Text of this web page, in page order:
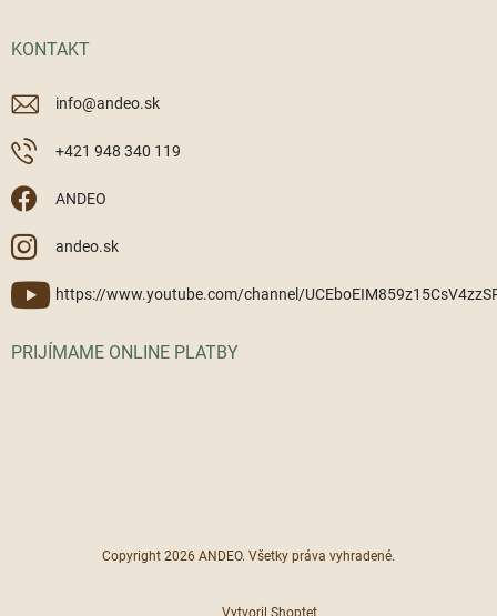
KONTAKT
info@andeo.sk
+421 948 340 119
ANDEO
andeo.sk
https://www.youtube.com/channel/
PRIJÍMAME ONLINE PLATBY
Copyright 2026 ANDEO. Všetky práva vyhradené.